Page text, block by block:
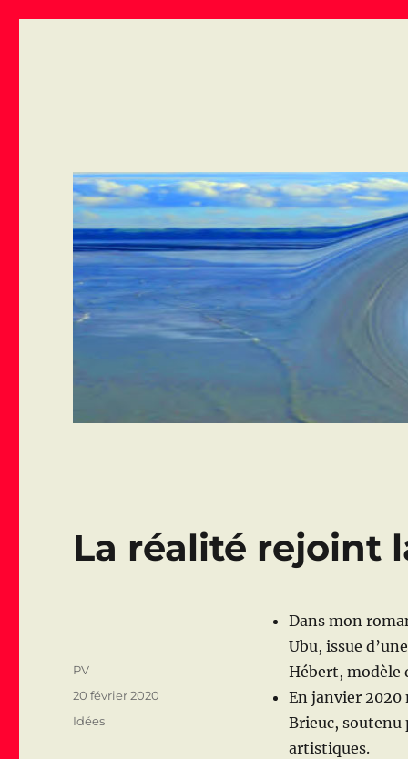
La réalité rejoint
Dans mon
Ubu, issue
Hébert, modèle
En janvier 2020
Brieuc, soutenu
artistiques.
Auteur
PV
Publié
le
20 février 2020
Catégories
Idées